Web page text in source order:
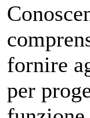
fornire
per